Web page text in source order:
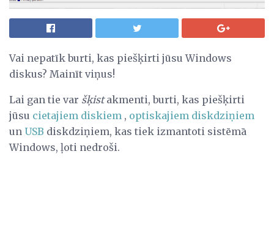
Vai nepatīk burti, kas piešķirti jūsu Windows
diskus? Mainīt viņus!
Lai gan tie var šķistakmenti, burti, kas piešķirti
jūsu cietajiem diskiem , optiskajiem diskdziņiem
un USB diskdziņiem, kas tiek izmantoti sistēmā
Windows, ļoti nedroši.